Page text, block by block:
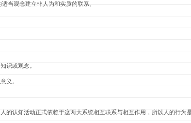
当观念建立非人为和实质的联系。
识或观念。
义。
认知活动正式依赖于这两大系统相互联系与相互作用，所以人的行为